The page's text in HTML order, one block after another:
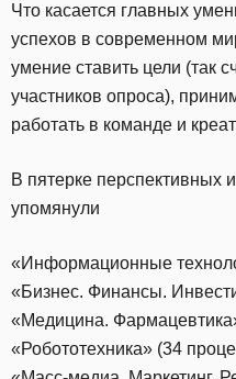
Что касается главных
успехов в современном
умение ставить цели (так
участников опроса),
работать в команде и
В пятерке перспективных
упомянули
«Информационные
«Бизнес. Финансы.
«Медицина.
«Робототехника» (34